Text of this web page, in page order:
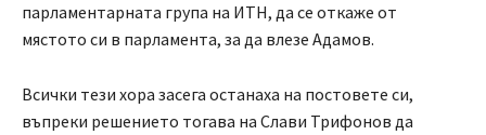
парламентарната група на ИТН, да се откаже от
мястото си в парламента, за да влезе Адамов.
Всички тези хора засега останаха на постовете си,
въпреки решението тогава на Слави Трифонов да